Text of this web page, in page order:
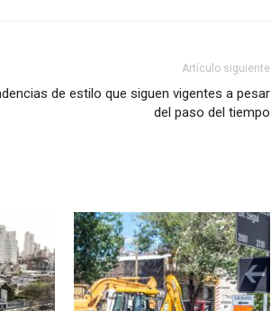
Artículo siguiente
de estilo que siguen vigentes a pesar
del paso del tiempo